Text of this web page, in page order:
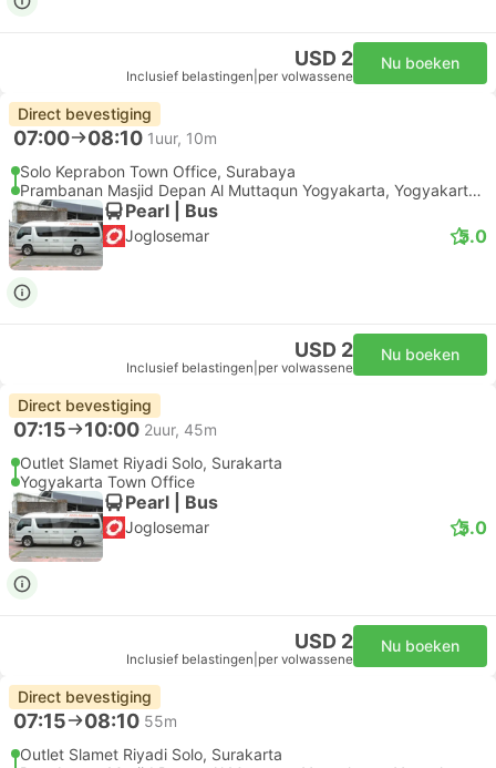
USD 2
Inclusief belastingen per volwassene
Nu boeken
Direct bevestiging
07:00 08:10 1uur, 10m
Solo Keprabon Town Office, Surabaya
Prambanan Masjid Depan Al Muttaqun Yogyakarta, Yogyakarta Luchthaven
Pearl | Bus
Joglosemar 5.0
USD 2
Inclusief belastingen per volwassene
Nu boeken
Direct bevestiging
07:15 10:00 2uur, 45m
Outlet Slamet Riyadi Solo, Surakarta
Yogyakarta Town Office
Pearl | Bus
Joglosemar 5.0
USD 2
Inclusief belastingen per volwassene
Nu boeken
Direct bevestiging
07:15 08:10 55m
Outlet Slamet Riyadi Solo, Surakarta